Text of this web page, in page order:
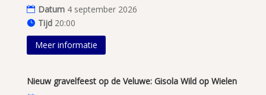
Datum 4 september 2026
Tijd 20:00
Meer informatie
Nieuw gravelfeest op de Veluwe: Gisola Wild op Wielen